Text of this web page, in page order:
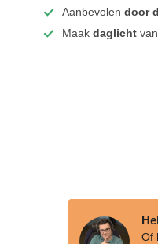
Aanbevolendoor
Maak daglicht
Of